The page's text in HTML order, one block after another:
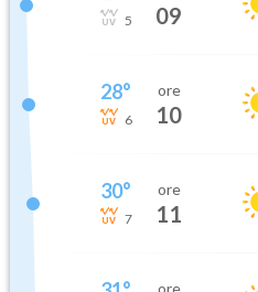
5 09
28°
6
ore
10
30°
7
ore
11
ore